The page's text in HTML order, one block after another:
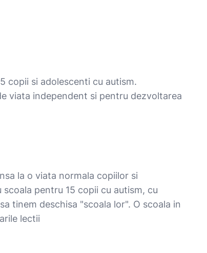
copii si adolescenti cu autism.
viata independent si pentru dezvoltarea
la o viata normala copiilor si
pentru 15 copii cu autism, cu
tinem deschisa "scoala lor". O scoala in
lectii